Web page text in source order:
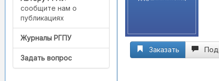
сообщите нам о
публикациях
Журналы РГПУ
Задать вопрос
Заказать